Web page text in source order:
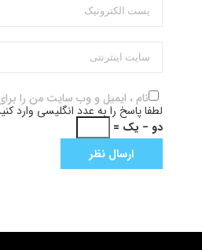
نام ، ایمیل و وب سایت من را
لطفا پاسخ را به عدد انگلیسی وارد
دو − یک =